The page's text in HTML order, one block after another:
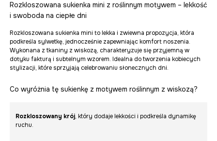
Rozkloszowana sukienka mini z roślinnym motywem – lekkość
i swoboda na ciepłe dni
Rozkloszowana sukienka mini to lekka i zwiewna propozycja, która
podkreśla sylwetkę, jednocześnie zapewniając komfort noszenia.
Wykonana z tkaniny z wiskozą, charakteryzuje się przyjemną w
dotyku fakturą i subtelnym wzorem. Idealna do tworzenia kobiecych
stylizacji, które sprzyjają celebrowaniu słonecznych dni.
Co wyróżnia tę sukienkę z motywem roślinnym z wiskozą?
Rozkloszowany krój, który dodaje lekkości i podkreśla dynamikę
ruchu.